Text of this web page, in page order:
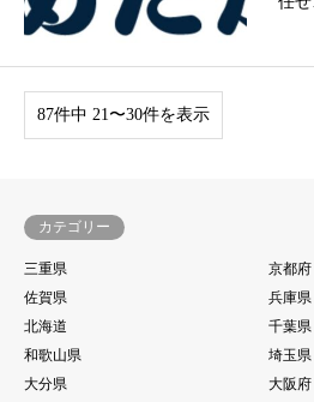
87件中 21〜30件を表示
カテゴリー
三重県
京都府
佐賀県
兵庫県
北海道
千葉県
和歌山県
埼玉県
大分県
大阪府